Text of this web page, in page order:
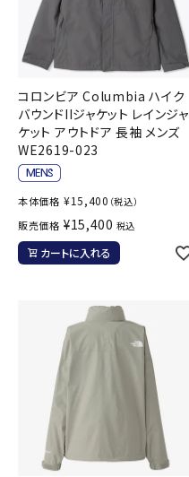
コロンビア Columbia ハイク
バウンドIIジャケット レインジャ
ケット アウトドア 長袖 メンズ
WE2619-023
本体価格 ¥15,400 （税込）
販売価格 ¥15,400 税込
カートに入れる